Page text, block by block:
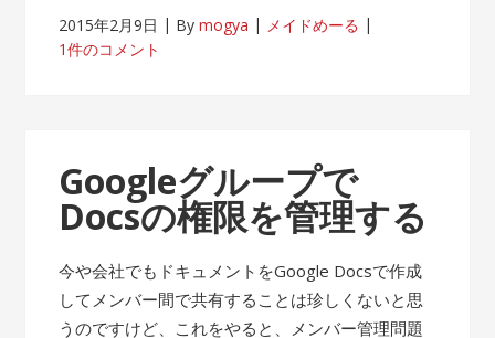
2015年2月9日 Bymogya
メイドめーる
1件のコメント
Googleグループで
Docsの権限を管理する
今や会社でもドキュメントをGoogle Docsで作成
してメンバー間で共有することは珍しくないと思
うのですけど、これをやると、メンバー管理問題